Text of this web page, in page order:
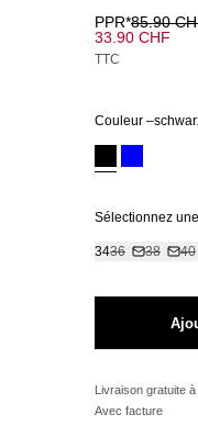
PPR*85.90
33.90 CHF
TTC
Couleur –
Sélectionnez
3436 38 40
Livraison gratuite
Avec facture